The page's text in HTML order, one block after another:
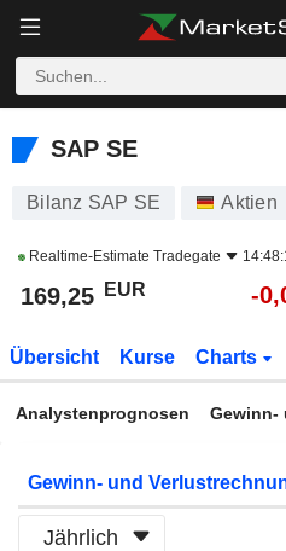
SAP SE
SAP SE
Bilanz SAP SE Aktien
Realtime-Estimate Tradegate
169,25 EUR -
Übersicht Kurse Charts
Analystenprognosen Gewinn-
Gewinn- und
Jährlich